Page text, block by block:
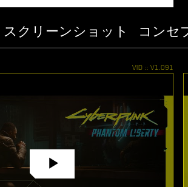
スクリーンショット コンセ